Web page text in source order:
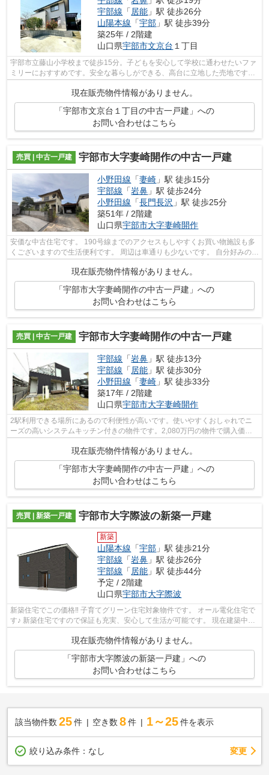
宇部線 「居能 」駅 徒歩26分
山陽本線 「宇部 」駅 徒歩39分
築25年 / 2階建
山口県宇部市文京台 １丁目
宇部市立藤山小学校まで徒歩15分。子どもを安心して学校に通わせたいファ
ミリーにおすすめです。安全な暮らしができる、高台に立地した売地です。
快適な室内環境を持つ、中古の一戸建...
現在販売物件情報がありません。
「宇部市文京台１丁目の中古一戸建」への
お問い合わせはこちら
売買 | 中古一戸建 宇部市大字妻崎開作の中古一戸建
小野田線 「妻崎 」駅 徒歩15分
宇部線 「岩鼻 」駅 徒歩24分
小野田線 「長門長沢 」駅 徒歩25分
築51年 / 2階建
山口県宇部市大字妻崎開作
安価な中古住宅です。 190号線までのアクセスもしやすくお買い物施設も多
くございますので生活便利です。 周辺は車通りも少ないです。 自分好みのリ
フォームを施し安価で理想の住宅で...
現在販売物件情報がありません。
「宇部市大字妻崎開作の中古一戸建」への
お問い合わせはこちら
売買 | 中古一戸建 宇部市大字妻崎開作の中古一戸建
宇部線 「岩鼻 」駅 徒歩13分
宇部線 「 居能 」駅 徒歩30分
小野田線 「妻崎 」駅 徒歩33分
築17年 / 2階建
山口県宇部市大字妻崎開作
2駅利用できる場所にあるので利便性が高いです。使いやすくおしゃれでニ
ーズの高いシステムキッチン付きの物件です。2,080万円の物件で購入価格
現在販売物件情報がありません。
「宇部市大字妻崎開作の中古一戸建」への
お問い合わせはこちら
売買 | 新築一戸建 宇部市大字際波の新築一戸建
新築
山陽本線 「宇部 」駅 徒歩21分
宇部線 「岩鼻 」駅 徒歩26分
宇部線 「 居能 」駅 徒歩44分
予定 / 2階建
山口県宇部市大字際波
新築住宅でこの価格‼ 子育てグリーン住宅対象物件です。 オール電化住宅で
す♪ 新築住宅ですので保証も充実、安心して生活が可能です。 現在建築中で
すが、ご不明な点等ございましたら...
現在販売物件情報がありません。
「宇部市大字際波の新築一戸建」への
お問い合わせはこちら
該当物件数 25件 空き数 8 件 1～25 件を表示
絞り込み条件： なし 変更